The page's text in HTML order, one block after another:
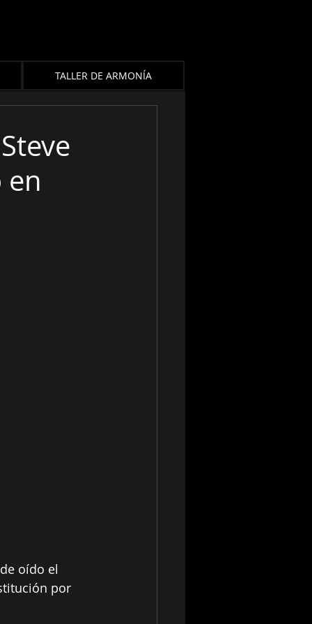
TALLER DE ARMONÍA
en
oído el
por